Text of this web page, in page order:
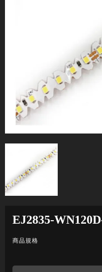
EJ2835-
商品規格